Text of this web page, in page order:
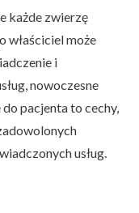
każde zwierzę
właściciel może
i
nowoczesne
pacjenta to cechy,
usług.